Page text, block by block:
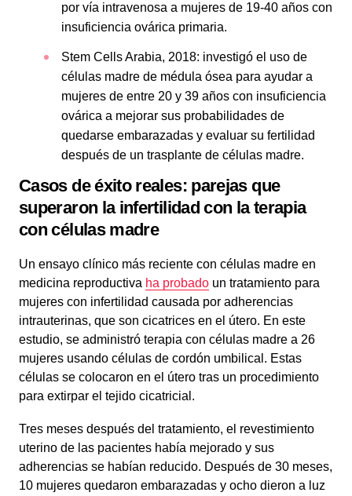
por vía intravenosa a mujeres de 19-40 años con
insuficiencia ovárica primaria.
Stem Cells Arabia, 2018: investigó el uso de
células madre de médula ósea para ayudar a
mujeres de entre 20 y 39 años con insuficiencia
ovárica a mejorar sus probabilidades de
quedarse embarazadas y evaluar su fertilidad
después de un trasplante de células madre.
Casos de éxito reales: parejas que
superaron la infertilidad con la terapia
con células madre
Un ensayo clínico más reciente con células madre en
medicina reproductiva ha probado un tratamiento para
mujeres con infertilidad causada por adherencias
intrauterinas, que son cicatrices en el útero. En este
estudio, se administró terapia con células madre a 26
mujeres usando células de cordón umbilical. Estas
células se colocaron en el útero tras un procedimiento
para extirpar el tejido cicatricial.
Tres meses después del tratamiento, el revestimiento
uterino de las pacientes había mejorado y sus
adherencias se habían reducido. Después de 30 meses,
10 mujeres quedaron embarazadas y ocho dieron a luz